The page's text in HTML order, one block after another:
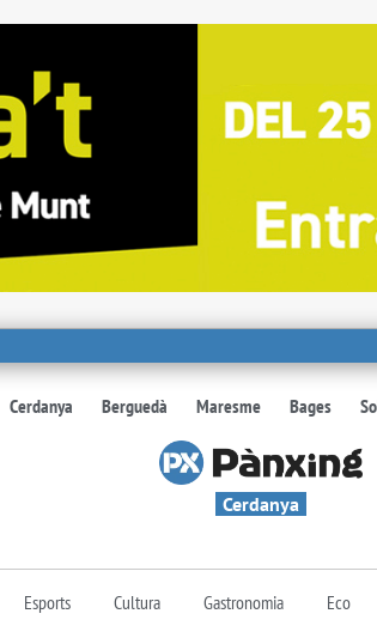
Cerdanya Berguedà Maresme Bages
Cerdanya
Esports Cultura Gastronomia Eco